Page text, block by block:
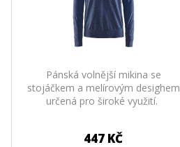
Pánská volnější mikina se
stojáčkem a melírovým desighem
určená pro široké využití.
447 KČ